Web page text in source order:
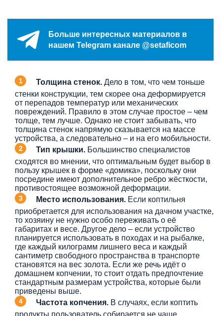
Больше интересных материалов в
нашем Telegram канале @setaficom
Толщина стенок. Дело в том, что чем тоньше
стенки конструкции, тем скорее она деформируется
от перепадов температур или механических
повреждений. Правило в этом случае простое – чем
толще, тем лучше. Однако не стоит забывать, что
толщина стенок напрямую сказывается на массе
устройства, а следовательно – и на его мобильности.
Тип крышки. Большинство специалистов
сходятся во мнении, что оптимальным будет выбор в
пользу крышек в форме «домика», поскольку они
посредине имеют дополнительное ребро жёсткости,
противостоящее возможной деформации.
Место использования. Если коптильня
приобретается для использования на дачном участке,
то хозяину не нужно особо переживать о её
габаритах и весе. Другое дело – если устройство
планируется использовать в походах и на рыбалке,
где каждый килограмм лишнего веса и каждый
сантиметр свободного пространства в транспорте
становятся на вес золота. Если же речь идёт о
домашнем копчении, то стоит отдать предпочтение
стандартным размерам устройства, которые были
приведены выше.
Частота копчения. В случаях, если коптить